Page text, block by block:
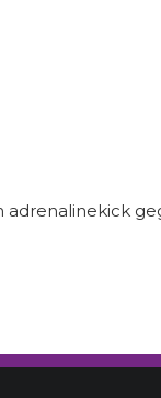
adrenalinekick